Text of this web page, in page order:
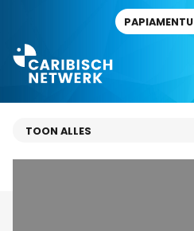
PAPIAMENTU